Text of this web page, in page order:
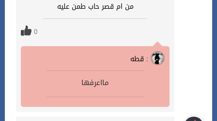
من ام قصر حاب طمن عليه
0
قطه :
مااعرفها